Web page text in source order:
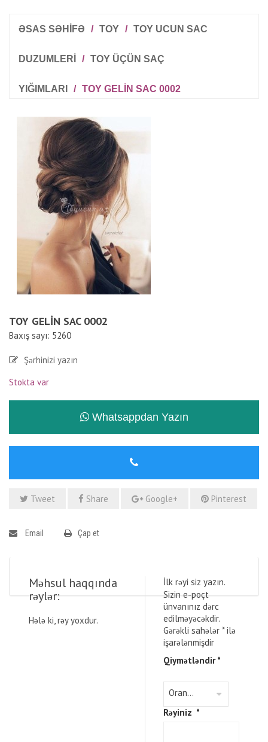
ƏSAS SƏHİFƏ / TOY / TOY UCUN SAC
DUZUMLERI / TOY ÜÇÜN SAÇ
YIĞIMLARI / TOY GELIN SAC 0002
TOY GELIN SAC 0002
Baxış sayı: 5260
Şərhinizi yazın
Stokta var
Whatsappdan Yazın
Tweet Share Google+ Pinterest
Email Çap et
Məhsul haqqında
rəylər:
Hələ ki, rəy yoxdur.
İlk rəyi siz yazın.
Sizin e-poçt
ünvanınız dərc
edilməyəcəkdir.
Gərəkli sahələr *ilə
işarələnmişdir
Qiymətləndir*
Rəyiniz *